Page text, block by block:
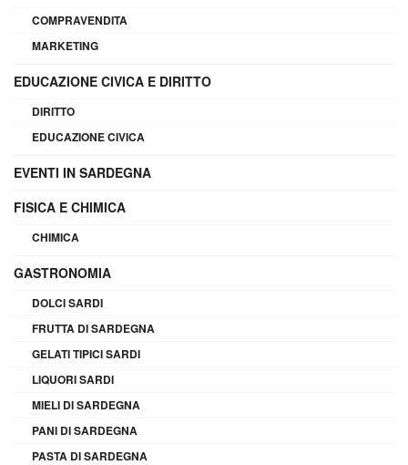
COMPRAVENDITA
MARKETING
EDUCAZIONE CIVICA E DIRITTO
DIRITTO
EDUCAZIONE CIVICA
EVENTI IN SARDEGNA
FISICA E CHIMICA
CHIMICA
GASTRONOMIA
DOLCI SARDI
FRUTTA DI SARDEGNA
GELATI TIPICI SARDI
LIQUORI SARDI
MIELI DI SARDEGNA
PANI DI SARDEGNA
PASTA DI SARDEGNA